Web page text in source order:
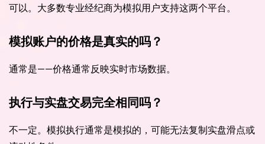
可以。大多数专业经纪商为模拟用户支持这两个平台。
模拟账户的价格是真实的吗？
通常是——价格通常反映实时市场数据。
执行与实盘交易完全相同吗？
不一定。模拟执行通常是模拟的，可能无法复制实盘滑点或